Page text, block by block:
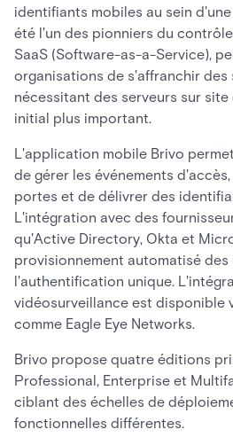
identifiants mobiles au sein
été l'un des pionniers du
SaaS (Software-as-a-Service),
organisations de s'affranchir
nécessitant des serveurs sur
initial plus important.
L'application mobile Brivo
de gérer les événements
portes et de délivrer des
L'intégration avec des
qu'Active Directory, Okta et
provisionnement automatisé
l'authentification unique.
vidéosurveillance est disponible
comme Eagle Eye Networks.
Brivo propose quatre éditions
Professional, Enterprise et
ciblant des échelles de
fonctionnelles différentes.